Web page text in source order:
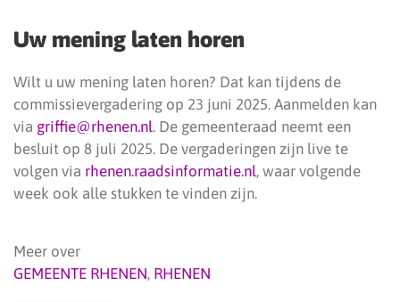
Uw mening laten horen
Wilt u uw mening laten horen? Dat kan tijdens de
commissievergadering op 23 juni 2025. Aanmelden kan
via griffie@rhenen.nl. De gemeenteraad neemt een
besluit op 8 juli 2025. De vergaderingen zijn live te
volgen via rhenen.raadsinformatie.nl, waar volgende
week ook alle stukken te vinden zijn.
Meer over
GEMEENTE RHENEN, RHENEN